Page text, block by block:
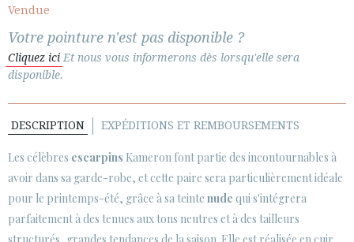
· INFORMATION LÉGALE
     
ESPACE CLIENTS B2B
SECURE WEB SSL CERTIFICATE © 2026 PURA LOPEZ
Vendue
Votre pointure n'est pas disponible ?
Cliquez ici Et nous vous informerons dès lorsqu'elle sera
disponible.
DESCRIPTION EXPÉDITIONS ET REMBOURSEMENTS
Les célèbres escarpins Kameron font partie des incontournables à
avoir dans sa garde-robe, et cette paire sera particulièrement idéale
pour le printemps-été, grâce à sa teinte nude qui s'intégrera
parfaitement à des tenues aux tons neutres et à des tailleurs